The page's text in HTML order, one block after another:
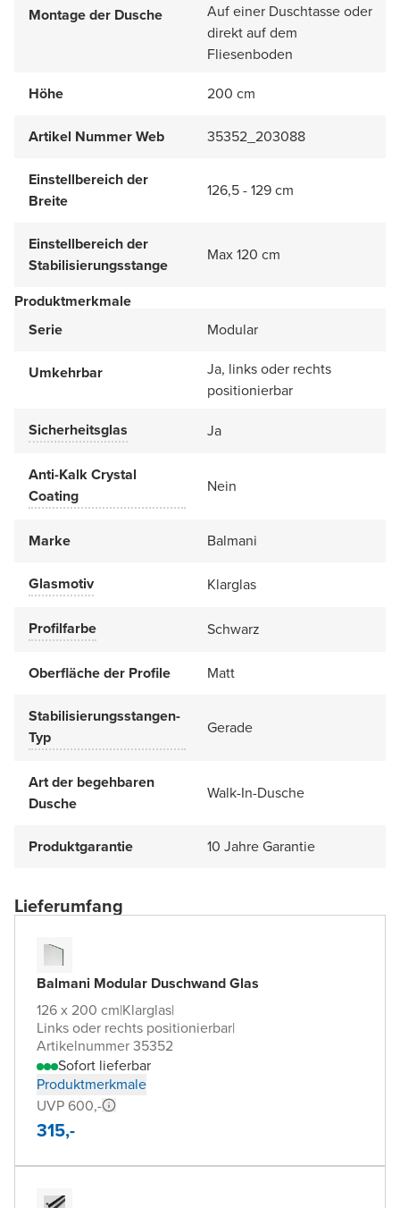
Montage der Dusche
Auf einer Duschtasse oder
direkt auf dem
Fliesenboden
Höhe
200 cm
Artikel Nummer Web 35352_203088
Einstellbereich der
Breite
126,5 - 129 cm
Einstellbereich der
Stabilisierungsstange
Max 120 cm
Produktmerkmale
Serie
Modular
Umkehrbar
Ja, links oder rechts
positionierbar
Sicherheitsglas
Ja
Anti-Kalk Crystal
Coating
Nein
Marke Balmani
Glasmotiv Klarglas
Profilfarbe Schwarz
Oberfläche der Profile Matt
Stabilisierungsstangen-
Typ
Gerade
Art der begehbaren
Dusche
Walk-In-Dusche
Produktgarantie 10 Jahre Garantie
Lieferumfang
Balmani Modular Duschwand Glas
126 x 200 cm|Klarglas|
Links oder rechts positionierbar|
Artikelnummer 35352
Sofort lieferbar
Produktmerkmale
UVP 600,-
315,-